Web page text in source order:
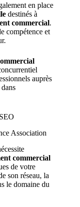
en place
destinés à
commercial.
compétence et
auprès
Association
commercial
de votre
son réseau, la
le domaine du